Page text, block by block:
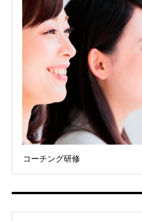
コーチング研修